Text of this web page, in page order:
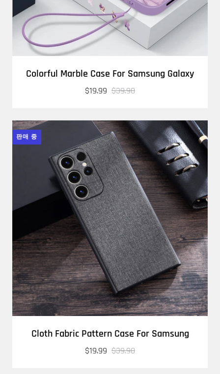
Colorful Marble Case For Samsung Galaxy
$19.99 $39.98
판매 중
Cloth Fabric Pattern Case For Samsung
$19.99 $39.98